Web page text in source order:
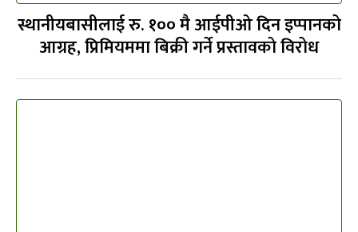
स्थानीयबासीलाई रु. १०० मै आईपीओ दिन इप्पानको
आग्रह, प्रिमियममा बिक्री गर्ने प्रस्तावको विरोध